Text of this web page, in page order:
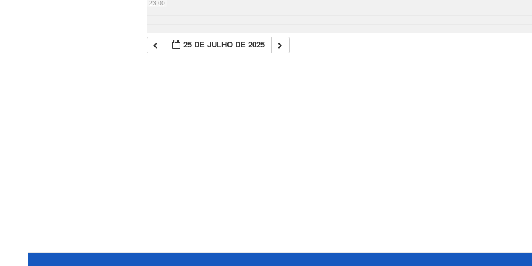
23:00
25 DE JULHO DE 2025